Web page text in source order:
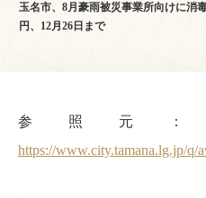
玉名市、8月豪雨被災事業所向けに消
円、12月26日まで
参照元：
https://www.city.tamana.lg.jp/q/